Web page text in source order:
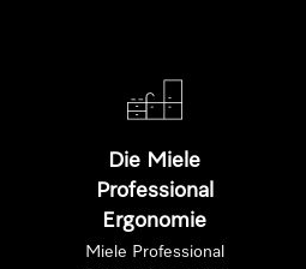
Die Miele
Professional
Ergonomie
Miele Professional